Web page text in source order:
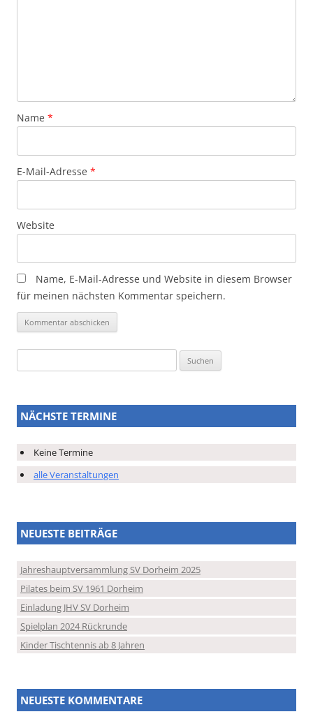
Name *
E-Mail-Adresse *
Website
Name, E-Mail-Adresse und Website in diesem Browser
für meinen nächsten Kommentar speichern.
nach:
NÄCHSTE TERMINE
Keine Termine
alle Veranstaltungen
NEUESTE BEITRÄGE
Jahreshauptversammlung SV Dorheim 2025
Pilates beim SV 1961 Dorheim
Einladung JHV SV Dorheim
Spielplan 2024 Rückrunde
Kinder Tischtennis ab 8 Jahren
NEUESTE KOMMENTARE